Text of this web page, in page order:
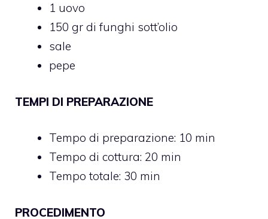
1 uovo
150 gr di funghi sott’olio
sale
pepe
TEMPI DI PREPARAZIONE
Tempo di preparazione: 10 min
Tempo di cottura: 20 min
Tempo totale: 30 min
PROCEDIMENTO